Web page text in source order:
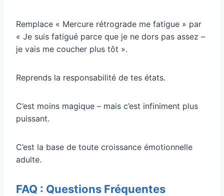
Remplace « Mercure rétrograde me fatigue » par
« Je suis fatigué parce que je ne dors pas assez –
je vais me coucher plus tôt ».
Reprends la responsabilité de tes états.
C’est moins magique – mais c’est infiniment plus
puissant.
C’est la base de toute croissance émotionnelle
adulte.
FAQ : Questions Fréquentes